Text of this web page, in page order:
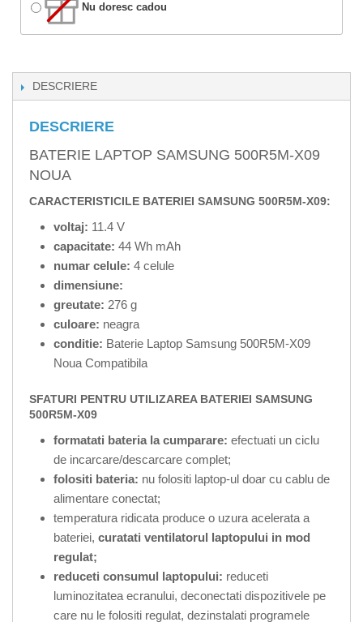
Nu doresc cadou
DESCRIERE
DESCRIERE
BATERIE LAPTOP SAMSUNG 500R5M-X09
NOUA
CARACTERISTICILE BATERIEI SAMSUNG 500R5M-X09:
voltaj: 11.4 V
capacitate: 44 Wh mAh
numar celule: 4 celule
dimensiune:
greutate: 276 g
culoare: neagra
conditie: Baterie Laptop Samsung 500R5M-X09
Noua Compatibila
SFATURI PENTRU UTILIZAREA BATERIEI SAMSUNG
500R5M-X09
formatati bateria la cumparare: efectuati un ciclu
de incarcare/descarcare complet;
folositi bateria: nu folositi laptop-ul doar cu cablu de
alimentare conectat;
temperatura ridicata produce o uzura acelerata a
bateriei, curatati ventilatorul laptopului in mod
regulat;
reduceti consumul laptopului: reduceti
luminozitatea ecranului, deconectati dispozitivele pe
care nu le folositi regulat, dezinstalati programele